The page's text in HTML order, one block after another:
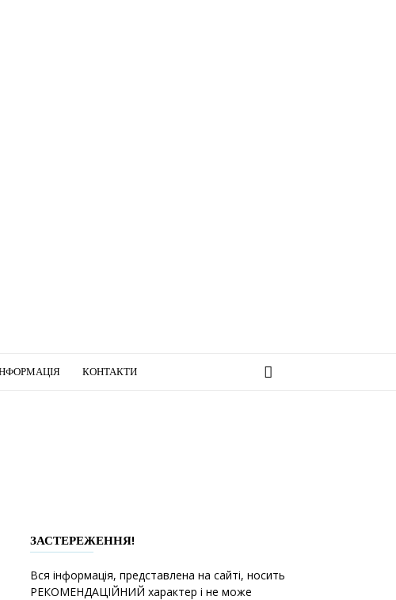
КОНТАКТИ
ЗАСТЕРЕЖЕННЯ!
Вся інформація, представлена на сайті, носить
РЕКОМЕНДАЦІЙНИЙ характер і не може